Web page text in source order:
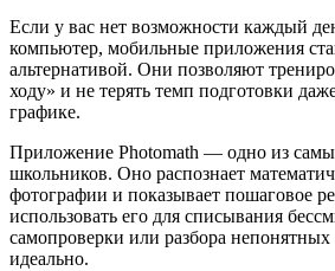
Если у вас нет возможности каждый
компьютер, мобильные приложения
альтернативой. Они позволяют
ходу» и не терять темп подготовки
графике.
Приложение Photomath — одно из
школьников. Оно распознает
фотографии и показывает пошаговое
использовать его для списывания
самопроверки или разбора
идеально.